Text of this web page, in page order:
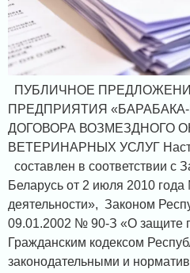
ПУБЛИЧНОЕ
ПРЕДПРИЯТИЯ
ДОГОВОРА ВОЗМЕЗДНОГО
ВЕТЕРИНАРНЫХ УСЛУГ
составлен в соответствии с
Беларусь от 2 июля 2010
деятельности», Законом
09.01.2002 № 90-З «О защите
Гражданским кодексом
законодательными и